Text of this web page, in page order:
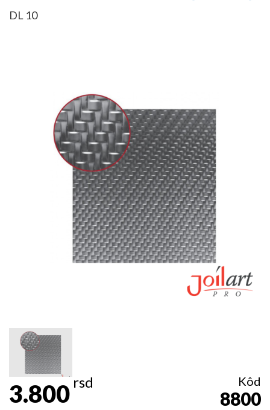
DL 10
3.800rsd Kôd
8800